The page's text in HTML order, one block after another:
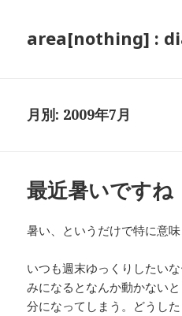
area[nothing] :
月別: 2009年7月
最近暑いですね
暑い、というだけで特に意味
いつも週末ゆっくりしたい
みになるとなんか動かない
分になってしまう。どうし